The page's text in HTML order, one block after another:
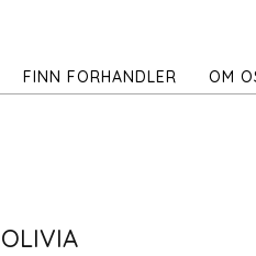
FINN FORHANDLER OM
OLIVIA